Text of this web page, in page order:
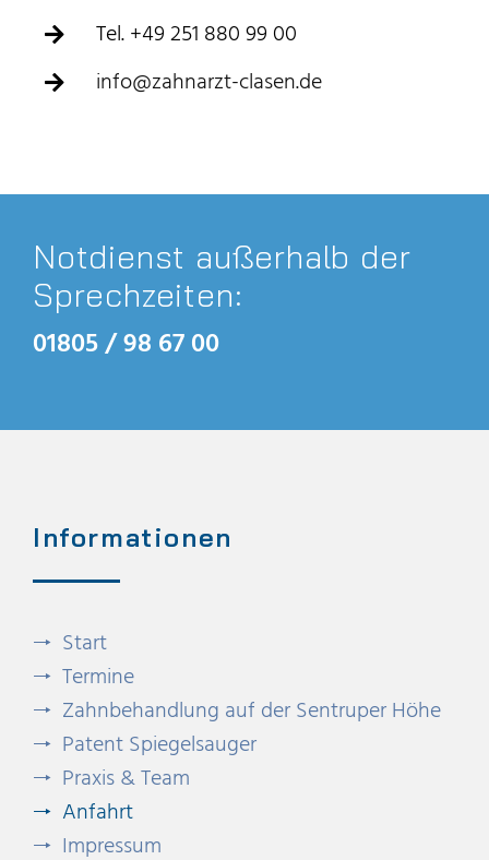
Tel. +49 251 880 99 00
info@zahnarzt-clasen.de
Notdienst außerhalb der
Sprechzeiten:
01805 / 98 67 00
Informationen
Start
Termine
Zahnbehandlung auf der Sentruper Höhe
Patent Spiegelsauger
Praxis & Team
Anfahrt
Impressum